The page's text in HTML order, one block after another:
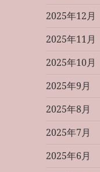
2025年12月
2025年11月
2025年10月
2025年9月
2025年8月
2025年7月
2025年6月